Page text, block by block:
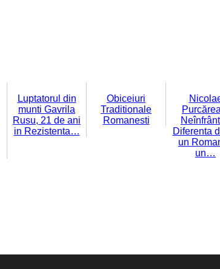
Luptatorul din
munti Gavrila
Rusu, 21 de ani
in Rezistenta…
Obiceiuri
Traditionale
Romanesti
Diferenta
un
un…